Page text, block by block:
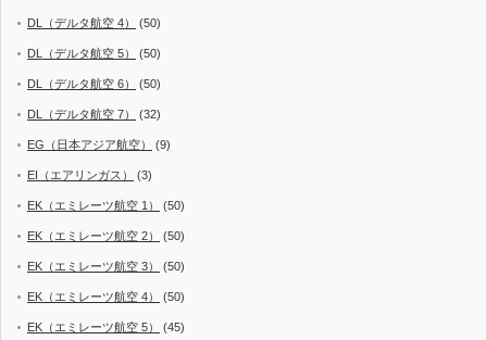
DL（デルタ航空 4） (50)
DL（デルタ航空 5） (50)
DL（デルタ航空 6） (50)
DL（デルタ航空 7） (32)
EG（日本アジア航空） (9)
EI（エアリンガス） (3)
EK（エミレーツ航空 1） (50)
EK（エミレーツ航空 2） (50)
EK（エミレーツ航空 3） (50)
EK（エミレーツ航空 4） (50)
EK（エミレーツ航空 5） (45)